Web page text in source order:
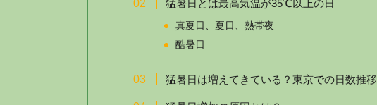
猛暑日とは最高気温が35℃以上の日
真夏日、夏日、熱帯夜
酷暑日
猛暑日は増えてきている？東京での日数推移